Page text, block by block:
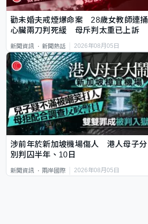
勸未婚夫戒煙爆命案 28歲女教師連捅
心臟兩刀判死緩 母斥判太重已上訴
新聞資訊 新聞熱話 2026年08月05日
涉前年於新加坡機場傷人 港人母子分
別判囚半年、10日
新聞資訊 兩岸國際 2026年08月05日